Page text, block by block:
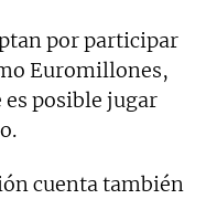
por participar
Euromillones,
posible jugar
cuenta también